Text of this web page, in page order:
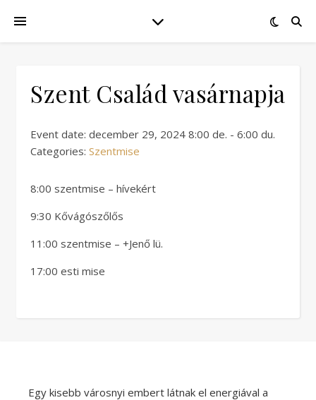
Szent Család vasárnapja
Event date: december 29, 2024 8:00 de. - 6:00 du.
Categories: Szentmise
8:00 szentmise – hívekért
9:30 Kővágószőlős
11:00 szentmise – +Jenő lü.
17:00 esti mise
Egy kisebb városnyi embert látnak el energiával a